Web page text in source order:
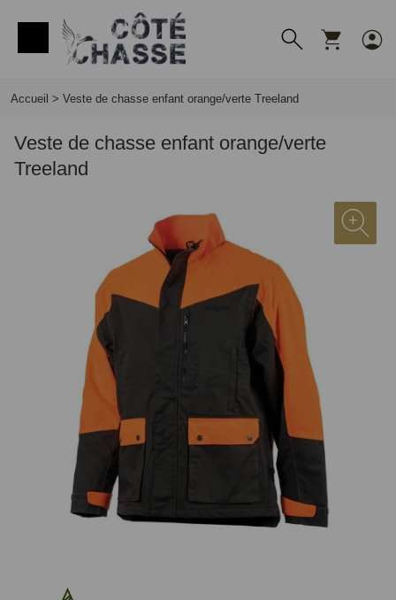
Accueil > Veste de chasse enfant orange/verte Treeland
Veste de chasse enfant orange/verte
Treeland